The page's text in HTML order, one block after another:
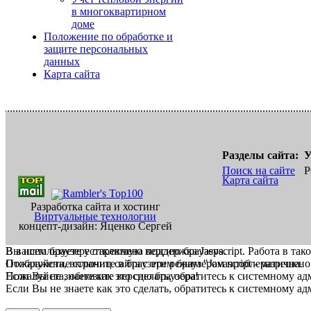
в многоквартирном
доме
Положение по обработке и
защите персональных
данных
Карта сайта
Разработка сайта и хостинг
Виртуальные технологии
концепт-дизайн: Яценко Сергей
Разделы сайта:
Поиск на сайте
Карта сайта
В вашем браузере отключена поддержка Jasvscript. Работа в
Пожалуйста, включите в браузере режим "Javascript -
Если Вы не знаете как это сделать, обратитесь к системному
Вы используете устаревшую версию браузера.
Отображение страниц сайта с этим браузером проблематична.
Пожалуйста, обновите версию браузера!
Если Вы не знаете как это сделать, обратитесь к системному